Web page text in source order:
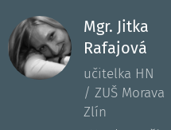
Mgr. Jitka
Rafajová
učitelka HN
/ ZUŠ Morava
Zlín